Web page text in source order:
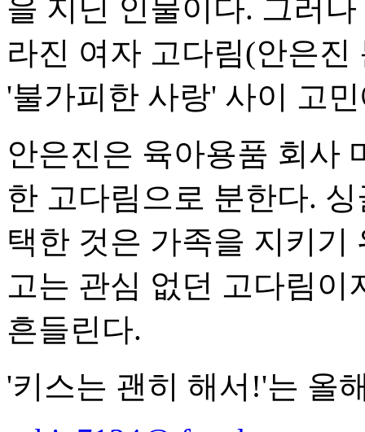
을 지닌 인물이다. 그러
라진 여자 고다림(안은
'불가피한 사랑' 사이 고
안은진은 육아용품 회사
한 고다림으로 분한다.
택한 것은 가족을 지키기
고는 관심 없던 고다림이
흔들린다.
'키스는 괜히 해서!'는 올